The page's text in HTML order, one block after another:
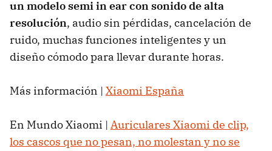
un modelo semi in ear con sonido de alta
resolución, audio sin pérdidas, cancelación de
ruido, muchas funciones inteligentes y un
diseño cómodo para llevar durante horas.
Más información | Xiaomi España
En Mundo Xiaomi | Auriculares Xiaomi de clip,
los cascos que no pesan, no molestan y no se